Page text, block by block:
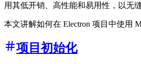
用其低开销、高性能和易用性，以无
本文讲解如何在 Electron 项目中使用
项目初始化